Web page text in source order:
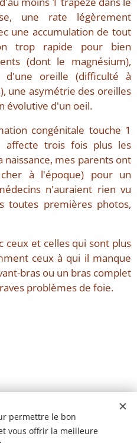
une rate légèrement
une accumulation de tout
trop rapide pour bien
(dont le magnésium),
oreille (difficulté à
une asymétrie des oreilles
évolutive d'un oeil.
congénitale touche 1
trois fois plus les
naissance, mes parents ont
à l'époque) pour un
n'auraient rien vu
toutes premières photos,
ceux et celles qui sont plus
ceux à qui il manque
bras ou un bras complet
problèmes de foie.
permettre le bon
vous offrir la meilleure